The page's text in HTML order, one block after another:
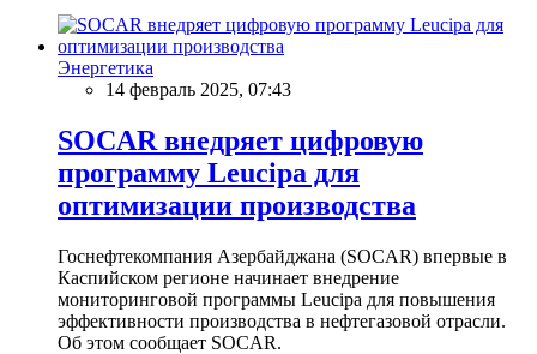
Энергетика
14 февраль 2025, 07:43
SOCAR внедряет цифровую
программу Leucipa для
оптимизации производства
Госнефтекомпания Азербайджана (SOCAR) впервые в
Каспийском регионе начинает внедрение
мониторинговой программы Leucipa для повышения
эффективности производства в нефтегазовой отрасли.
Об этом сообщает SOCAR.